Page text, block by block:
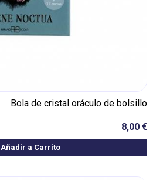
Bola de cristal oráculo de bolsillo
8,00 €
Añadir a Carrito